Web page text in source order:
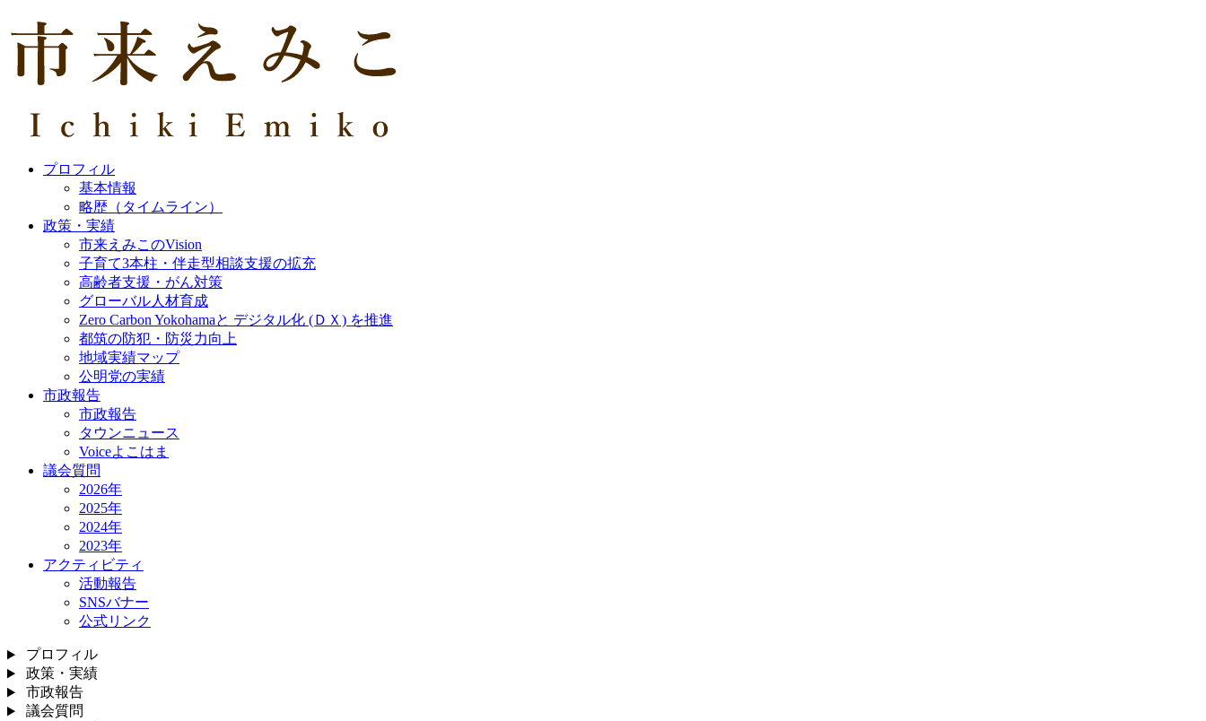
プロフィル
基本情報
略歴（タイムライン）
政策・実績
市来えみこのVision
子育て3本柱・伴走型相談支援の拡充
高齢者支援・がん対策
グローバル人材育成
Zero Carbon Yokohamaと デジタル化 (ＤＸ) を推進
都筑の防犯・防災力向上
地域実績マップ
公明党の実績
市政報告
市政報告
タウンニュース
Voiceよこはま
議会質問
2026年
2025年
2024年
2023年
アクティビティ
活動報告
SNSバナー
公式リンク
プロフィル
政策・実績
市政報告
議会質問